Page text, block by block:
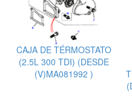
CAJA DE TÉRMOSTATO
(2.5L 300 TDI) (DESDE
(V)MA081992 )